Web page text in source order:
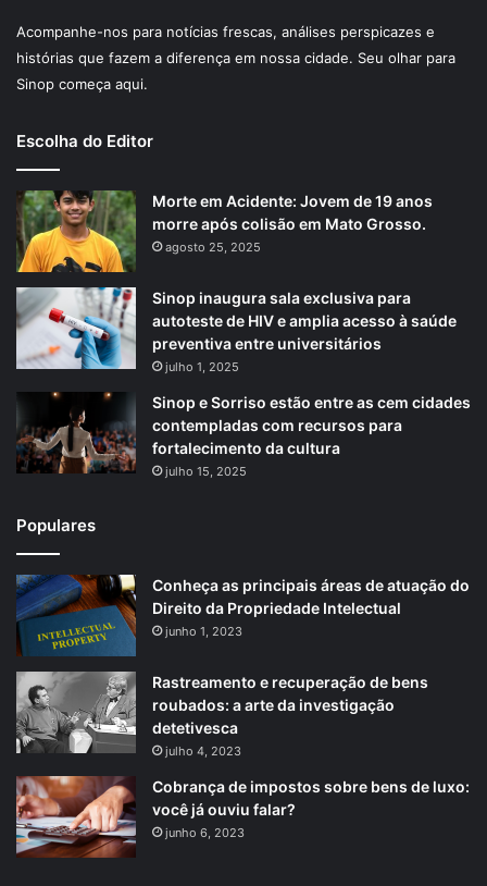
Acompanhe-nos para notícias frescas, análises perspicazes e
histórias que fazem a diferença em nossa cidade. Seu olhar para
Sinop começa aqui.
Escolha do Editor
Morte em Acidente: Jovem de 19 anos
morre após colisão em Mato Grosso.
agosto 25, 2025
Sinop inaugura sala exclusiva para
autoteste de HIV e amplia acesso à saúde
preventiva entre universitários
julho 1, 2025
Sinop e Sorriso estão entre as cem cidades
contempladas com recursos para
fortalecimento da cultura
julho 15, 2025
Populares
Conheça as principais áreas de atuação do
Direito da Propriedade Intelectual
junho 1, 2023
Rastreamento e recuperação de bens
roubados: a arte da investigação
detetivesca
julho 4, 2023
Cobrança de impostos sobre bens de luxo:
você já ouviu falar?
junho 6, 2023